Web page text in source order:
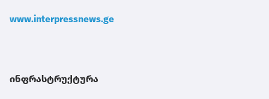
www.interpressnews.ge
ინფრასტრუქტურა